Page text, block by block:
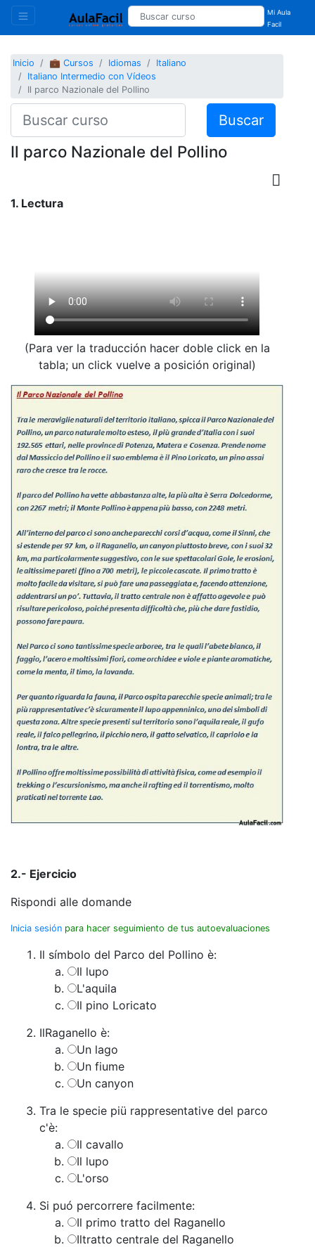
Mi Aula
Facil
Inicio 💼 Cursos Idiomas
Italiano
Italiano Intermedio con Vídeos
Il parco Nazionale del Pollino
Buscar
Il parco Nazionale del Pollino
1. Lectura
(Para ver la traducción hacer doble click en la
tabla; un click vuelve a posición original)
2.- Ejercicio
Rispondi alle domande
Inicia sesión para hacer seguimiento de tus autoevaluaciones
Il símbolo del Parco del Pollino è:
Il lupo
L'aquila
Il pino Loricato
IlRaganello è:
Un lago
Un fiume
Un canyon
Tra le specie piü rappresentative del parco
c'è:
Il cavallo
Il lupo
L'orso
Si puó percorrere facilmente:
Il primo tratto del Raganello
Iltratto centrale del Raganello